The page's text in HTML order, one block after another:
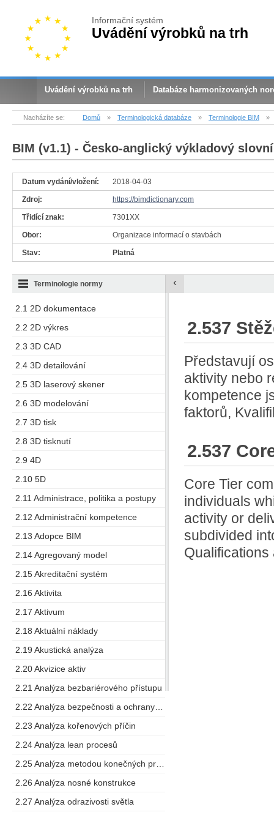
Informační systém
Uvádění výrobků na trh
Uvádění výrobků na trh Databáze harmonizovaných
Nacházíte se: Domů » Terminologická databáze » Terminologie BIM »
BIM (v1.1) - Česko-anglický výkladový
Datum vydání/vložení: 2018-04-03
Zdroj: https://bimdictionary.com
Třidící znak: 7301XX
Obor: Organizace informací o stavbách
Stav: Platná
2.1 2D dokumentace
2.2 2D výkres
2.3 3D CAD
2.4 3D detailování
2.5 3D laserový skener
2.6 3D modelování
2.7 3D tisk
2.8 3D tisknutí
2.9 4D
2.10 5D
2.11 Administrace, politika a postupy
2.12 Administrační kompetence
2.13 Adopce BIM
2.14 Agregovaný model
2.15 Akreditační systém
2.16 Aktivita
2.17 Aktivum
2.18 Aktuální náklady
2.19 Akustická analýza
2.20 Akvizice aktiv
2.21 Analýza bezbariérového přístupu
2.23 Analýza kořenových příčin
2.24 Analýza lean procesů
2.26 Analýza nosné konstrukce
2.27 Analýza odrazivosti světla
Terminologie normy ‹
2.537
Představují
aktivity nebo
kompetence
faktorů,
2.537
Core Tier
individuals
activity or
subdivided